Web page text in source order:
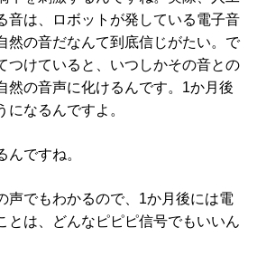
音は、ロボットが発している電子音
然の音だなんて到底信じがたい。で
つけていると、いつしかその音との
然の音声に化けるんです。1か月後
になるんですよ。
んですね。
声でもわかるので、1か月後には電
とは、どんなピピピ信号でもいいん